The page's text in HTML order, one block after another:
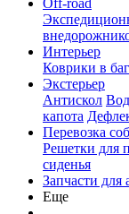
Off-road
Интерьер
Коврики в
Экстерьер
Антискол
капота
Перевозка
Решетки для
сиденья
Запчасти для
Еще